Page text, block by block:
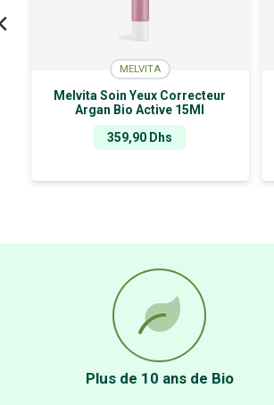
MELVITA
Melvita Soin Yeux Correcteur
Argan Bio Active 15Ml
359,90 Dhs
Plus de 10 ans de Bio